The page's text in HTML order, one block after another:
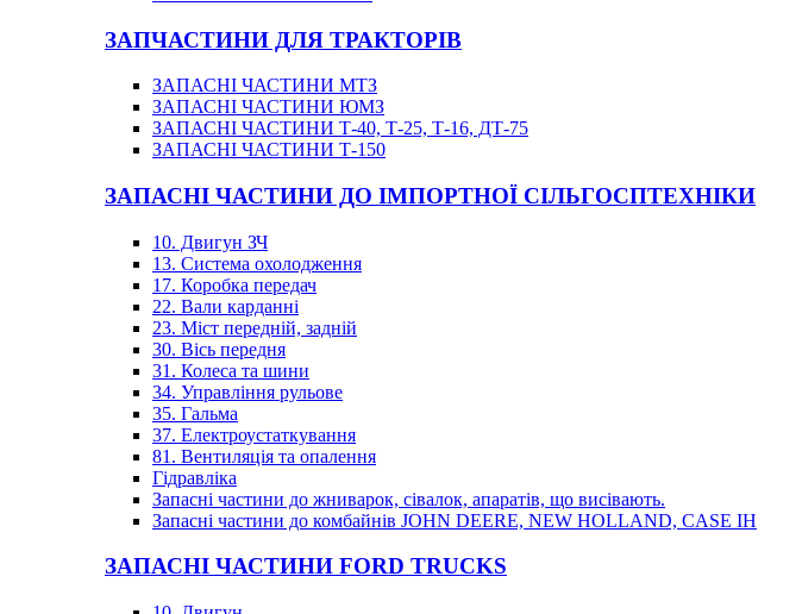
ЗАПЧАСТИНИ ДЛЯ ТРАКТОРІВ
ЗАПАСНІ ЧАСТИНИ МТЗ
ЗАПАСНІ ЧАСТИНИ ЮМЗ
ЗАПАСНІ ЧАСТИНИ Т-40, Т-25, Т-16, ДТ-75
ЗАПАСНІ ЧАСТИНИ Т-150
ЗАПАСНІ ЧАСТИНИ ДО ІМПОРТНОЇ СІЛЬГОСПТЕХНІКИ
10. Двигун ЗЧ
13. Система охолодження
17. Коробка передач
22. Вали карданні
23. Міст передній, задній
30. Вісь передня
31. Колеса та шини
34. Управління рульове
35. Гальма
37. Електроустаткування
81. Вентиляція та опалення
Гідравліка
Запасні частини до жниварок, сівалок, апаратів, що висівають.
Запасні частини до комбайнів JOHN DEERE, NEW HOLLAND, CASE IH
ЗАПАСНІ ЧАСТИНИ FORD TRUCKS